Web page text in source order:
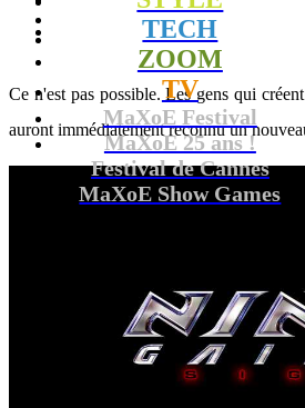
TECH
ZOOM
TV
MaXoE Festival
MaXoE 25 ans !
Festival de Cannes
MaXoE Show Games
Ce n'est pas possible. Les gens qui
auront immédiatement reconnu un